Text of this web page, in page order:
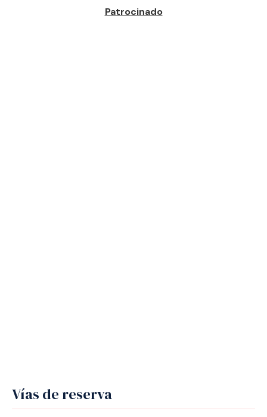
Vías de reserva